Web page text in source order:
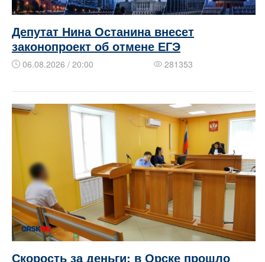
Депутат Нина Останина внесет
законопроект об отмене ЕГЭ
06.08.2026 / 20:00 281353
Скорость за деньги: в Орске прошло